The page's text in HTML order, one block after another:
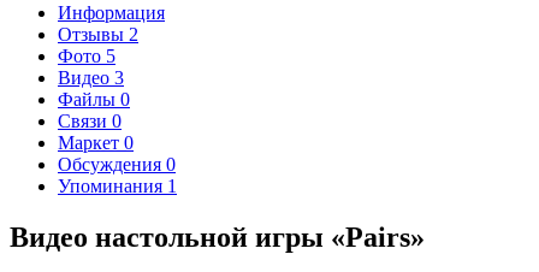
Информация
Отзывы 2
Фото 5
Видео 3
Файлы 0
Связи 0
Маркет 0
Обсуждения 0
Упоминания 1
Видео настольной игры «Pairs»